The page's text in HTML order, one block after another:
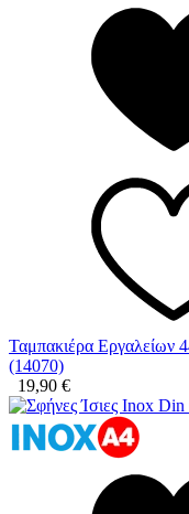
Ταμπακιέρα Εργαλείων
(14070)
19,90 €